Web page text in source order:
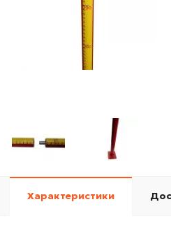
Характеристики